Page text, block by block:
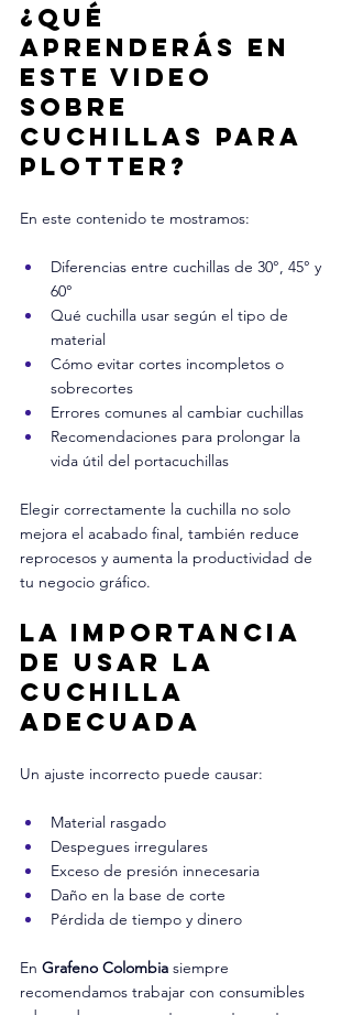
¿Qué
aprenderás en
este video
sobre
cuchillas para
plotter?
En este contenido te mostramos:
Diferencias entre cuchillas de 30°, 45° y
60°
Qué cuchilla usar según el tipo de
material
Cómo evitar cortes incompletos o
sobrecortes
Errores comunes al cambiar cuchillas
Recomendaciones para prolongar la
vida útil del portacuchillas
Elegir correctamente la cuchilla no solo
mejora el acabado final, también reduce
reprocesos y aumenta la productividad de
tu negocio gráfico.
La importancia
de usar la
cuchilla
adecuada
Un ajuste incorrecto puede causar:
Material rasgado
Despegues irregulares
Exceso de presión innecesaria
Daño en la base de corte
Pérdida de tiempo y dinero
En Grafeno Colombia siempre
recomendamos trabajar con consumibles